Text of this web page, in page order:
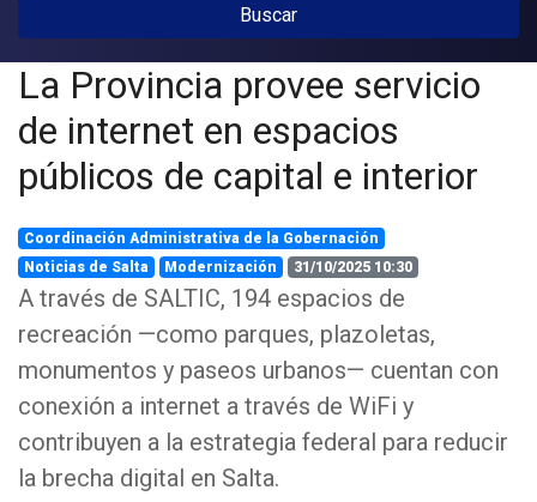
Buscar
La Provincia provee servicio
de internet en espacios
públicos de capital e interior
Coordinación Administrativa de la Gobernación
Noticias de Salta
Modernización 31/10/2025 10:30
A través de SALTIC, 194 espacios de
recreación —como parques, plazoletas,
monumentos y paseos urbanos— cuentan con
conexión a internet a través de WiFi y
contribuyen a la estrategia federal para reducir
la brecha digital en Salta.